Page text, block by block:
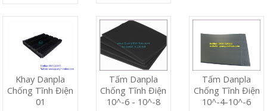
Khay Danpla
Chống Tĩnh Điện
01
Tấm Danpla
Chống Tĩnh Điện
10^-6 - 10^-8
Tấm Danpla
Chống Tĩnh Điện
10^-4-10^-6